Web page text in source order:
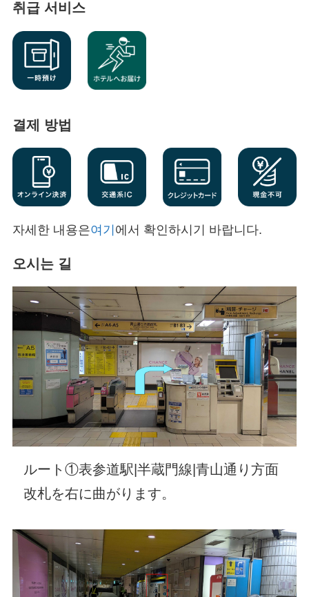
취급 서비스
결제 방법
자세한 내용은여기 에서 확인하시기 바랍니다.
오시는 길
ルート①表参道駅|半蔵門線|青山通り方面
改札を右に曲がります。